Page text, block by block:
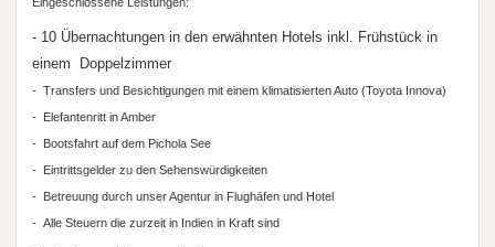
- 10 Übernachtungen in den erwähnten Hotels inkl. Frühstück in
einem Doppelzimmer
- Transfers und Besichtigungen mit einem klimatisierten Auto (Toyota Innova)
- Elefantenritt in Amber
- Bootsfahrt auf dem Pichola See
- Eintrittsgelder zu den Sehenswürdigkeiten
- Betreuung durch unser Agentur in Flughäfen und Hotel
- Alle Steuern die zurzeit in Indien in Kraft sind